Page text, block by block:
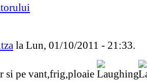
la Lun, 01/10/2011 - 21:33.
si pe vant,frig,ploaie